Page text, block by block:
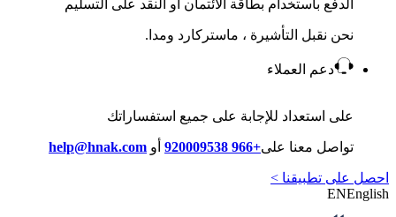
الدفع باستخدام بطاقة الائتمان أو النقد على التسليم
نحن نقبل التأشيرة ، ماستركارد ومدا.
دعم العملاء
على استعداد للإجابة على جميع استفساراتك
تواصل معنا على+966 920009538 أو help@hnak.com
احصل على تطبيقنا >
ENEnglish